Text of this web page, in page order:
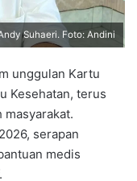
Suhaeri. Foto: Andini
unggulan Kartu
Kesehatan, terus
masyarakat.
serapan
medis